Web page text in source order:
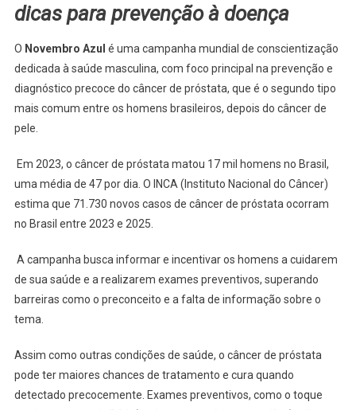
dicas para prevenção à doença
O Novembro Azul é uma campanha mundial de conscientização
dedicada à saúde masculina, com foco principal na prevenção e
diagnóstico precoce do câncer de próstata, que é o segundo tipo
mais comum entre os homens brasileiros, depois do câncer de
pele.
Em 2023, o câncer de próstata matou 17 mil homens no Brasil,
uma média de 47 por dia. O INCA (Instituto Nacional do Câncer)
estima que 71.730 novos casos de câncer de próstata ocorram
no Brasil entre 2023 e 2025.
A campanha busca informar e incentivar os homens a cuidarem
de sua saúde e a realizarem exames preventivos, superando
barreiras como o preconceito e a falta de informação sobre o
tema.
Assim como outras condições de saúde, o câncer de próstata
pode ter maiores chances de tratamento e cura quando
detectado precocemente. Exames preventivos, como o toque